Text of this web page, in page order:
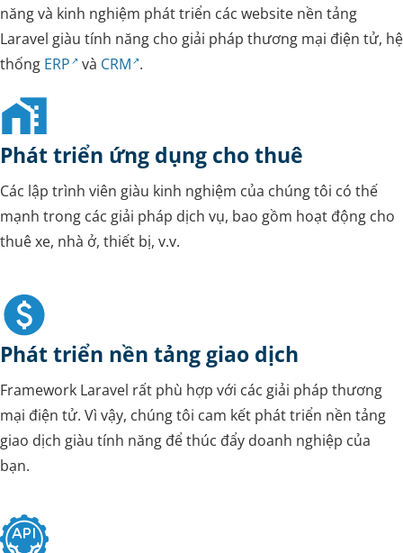
năng và kinh nghiệm phát triển các website nền tảng
Laravel giàu tính năng cho giải pháp thương mại điện tử, hệ
thống ERP và CRM .
Phát triển ứng dụng cho thuê
Các lập trình viên giàu kinh nghiệm của chúng tôi có thế
mạnh trong các giải pháp dịch vụ, bao gồm hoạt động cho
thuê xe, nhà ở, thiết bị, v.v.
Phát triển nền tảng giao dịch
Framework Laravel rất phù hợp với các giải pháp thương
mại điện tử. Vì vậy, chúng tôi cam kết phát triển nền tảng
giao dịch giàu tính năng để thúc đẩy doanh nghiệp của
bạn.